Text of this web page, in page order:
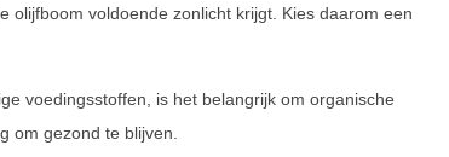
olijfboom voldoende zonlicht krijgt. Kies daarom een
voedingsstoffen, is het belangrijk om organische
om gezond te blijven.